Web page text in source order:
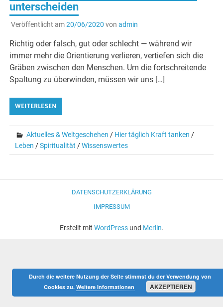
unterscheiden
Veröffentlicht am20/06/2020 von admin
Richtig oder falsch, gut oder schlecht — während wir
immer mehr die Orientierung verlieren, vertiefen sich die
Gräben zwischen den Menschen. Um die fortschreitende
Spaltung zu überwinden, müssen wir uns […]
WEITERLESEN
Aktuelles & Weltgeschehen / Hier täglich Kraft tanken /
Leben /Spiritualität /Wissenswertes
DATENSCHUTZERKLÄRUNG
IMPRESSUM
Erstellt mit WordPressund Merlin.
Durch die weitere Nutzung der Seite stimmst du der Verwendung von
Cookies zu.Weitere Informationen AKZEPTIEREN